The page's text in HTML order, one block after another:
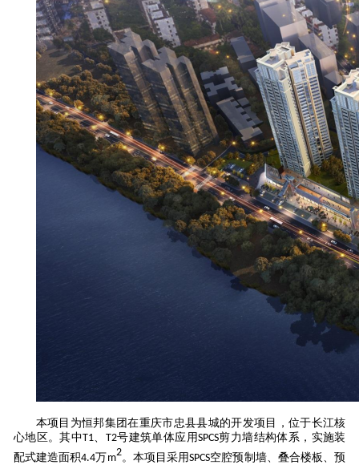
本项目为恒邦集团在重庆市忠县县城的开发项目，位于长江核
心地区。其中T1 T2号建筑单体应用SPCS剪力墙结构体系，实施装
配式建造面积4.4万m2。本项目 采用SPCS空腔预制墙、叠合楼板、预